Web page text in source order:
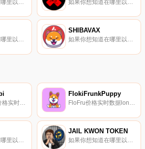
如果你想知道在哪里以当前价格购买Gamestarter,目前交易{Gamestarter]股票的顶级加密货币交易所是Gate.io、BKEX、PancakeSwap（V2）、Uniswap（V2和Bilaxy。您可以在我们的加密货币交易所页面上找到其他列表.
SHIBAVAX
如果你想知道在哪里以当前价格购买SHIBAVAX,目前交易{SHIBAVAX]股票的顶级加密货币交易所是Pangolin。您可以在我们的加密货币交易所页面上找到其他列表.
BABYSHINJA价格实时数据BabyShibnoBABYSHINJA是一个社区驱动的项目。我们的社区力量是无与伦比的,我们将在我们的道路上蒸发所有的模因币。有了一个国际专家团队、一个令人兴奋的路线图和你可以依赖的标记基因组学,你再也不必迟到了.
FlokiFrunkPuppy
如果你想知道在哪里以当前价格购买DOGGO,目前交易{DOGGO]股票的顶级加密货币交易所是Gate.io、MEXC、Orca和Raydium。您可以在我们的加密货币交易所页面上找到其他列表.
JAIL KWON TOKEN
如果你想知道在哪里以当前价格购买JAIL KWON TOKEN,目前交易{JAIL KWON TOKEN]股票的顶级加密货币交易所是PancakeSwap（V2）。您可以在我们的加密货币交易所页面上找到其他列表。介绍世界上第一个#EduMeme。教育2获得dAPP（E2E）.